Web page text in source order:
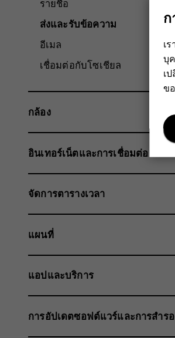
รายชื่อ
ส่งและรับข้อความ
อีเมล
เชื่อมต่อกับโซเชียล
กล้อง
อินเทอร์เน็ตและการเชื่อมต่อ
จัดการตารางเวลา
แผนที่
แอปและบริการ
การอัปเดตซอฟต์แวร์และการสำร
เ
บุ
เ
ข